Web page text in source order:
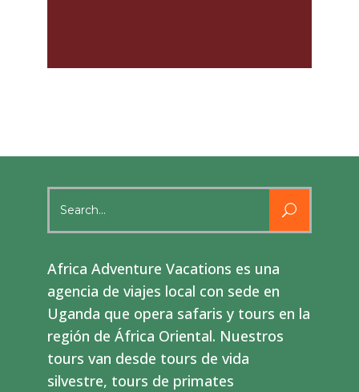
for:
Africa Adventure Vacations es una
agencia de viajes local con sede en
Uganda que opera safaris y tours en la
región de África Oriental. Nuestros
tours van desde tours de vida
silvestre, tours de primates